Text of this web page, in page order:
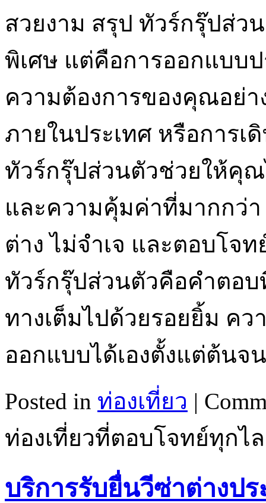
สวยงาม สรุป ทัวร์กรุ๊ปส่ว
พิเศษ แต่คือการออกแบบ
ความต้องการของคุณอย่า
ภายในประเทศ หรือการเ
ทัวร์กรุ๊ปส่วนตัวช่วยให้คุ
และความคุ้มค่าที่มากกว่
ต่าง ไม่จำเจ และตอบโจ
ทัวร์กรุ๊ปส่วนตัวคือคำตอ
ทางเต็มไปด้วยรอยยิ้ม ค
ออกแบบได้เองตั้งแต่ต้น
Posted in ท่องเที่ยว |
ท่องเที่ยวที่ตอบโจทย์ทุกไ
บริการรับยื่นวีซ่าต่างป